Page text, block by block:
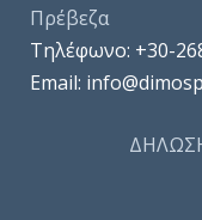
Πρέβεζα
Τηλέφωνo: +30-
Email: